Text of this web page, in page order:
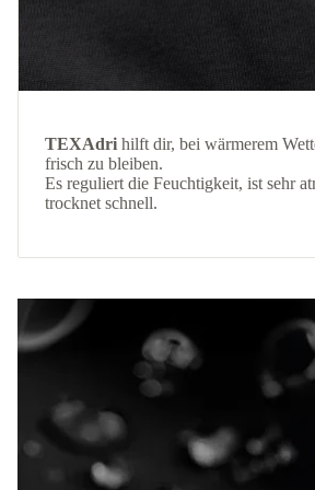
TEXAdri hilft dir, bei wärmerem
frisch zu bleiben.
Es reguliert die Feuchtigkeit, ist sehr
trocknet schnell.